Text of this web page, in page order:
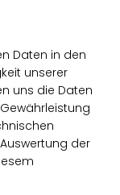
Daten in den
unserer
uns die Daten
der